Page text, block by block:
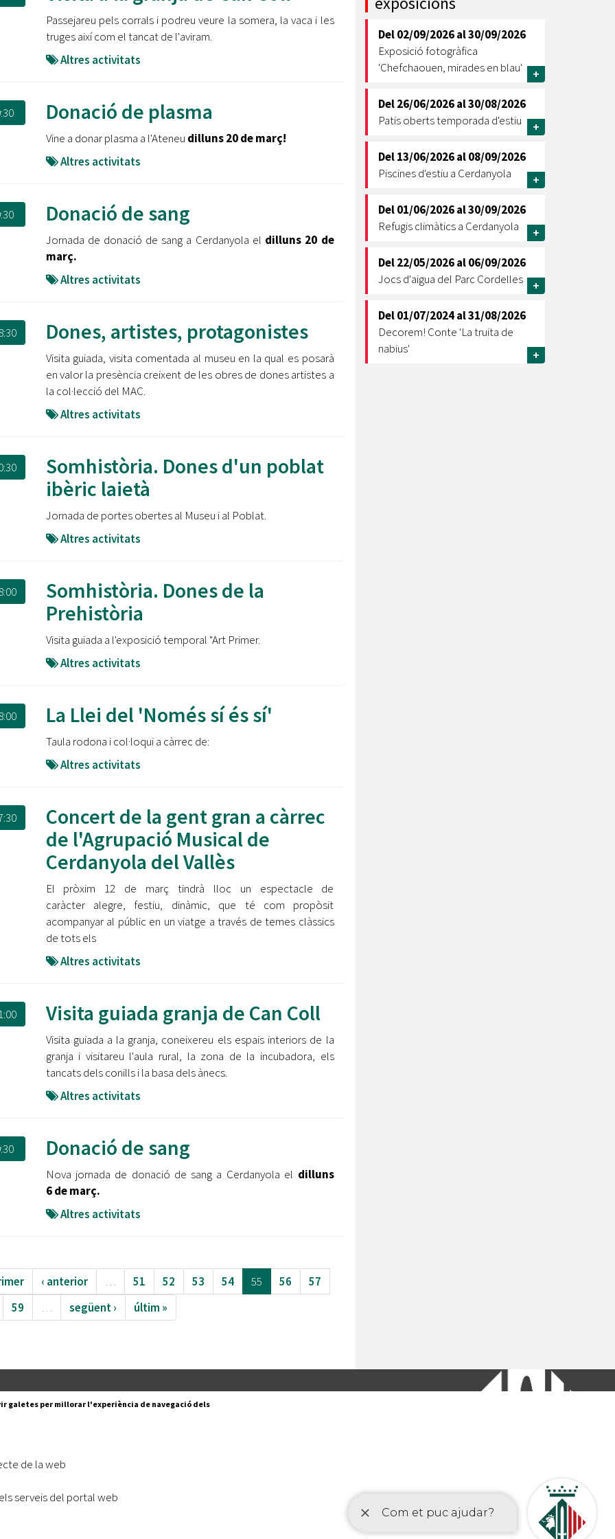
Ètica i Integritat
Retiment de Comptes
Dades Obertes
Catàleg de Serveis i Tràmits
Oberta la convocatòria d'Ajuts per a l'autoocupació
jove 2026
Barris per transformar les Fontetes, Quatre Cantons i
El FIT presenta el cartell de la seva 16a edició i dona el
tret de sortida al festival
L’Ajuntament reparteix ulleres gratuïtes per veure
l'eclipsi solar
Equipaments
Mercats Municipals
Webs Municipals
Passejareu pels corrals i podreu veure la somera, la vaca i les
truges així com el tancat de l'aviram.
Altres activitats
Donació de plasma
Vine a donar plasma a l'Ateneu dilluns 20 de març!
Altres activitats
Donació de sang
Jornada de donació de sang a Cerdanyola el dilluns 20 de
març.
Altres activitats
Dones, artistes, protagonistes
Visita guiada, visita comentada al museu en la qual es posarà
en valor la presència creixent de les obres de dones artistes a
la col·lecció del MAC.
Altres activitats
Somhistòria. Dones d'un poblat
ibèric laietà
Jornada de portes obertes al Museu i al Poblat.
Altres activitats
Somhistòria. Dones de la
Prehistòria
Visita guiada a l'exposició temporal "Art Primer.
Altres activitats
La Llei del 'Només sí és sí'
Taula rodona i col·loqui a càrrec de:
Altres activitats
Concert de la gent gran a càrrec
de l'Agrupació Musical de
Cerdanyola del Vallès
El pròxim 12 de març tindrà lloc un espectacle de
caràcter alegre, festiu, dinàmic, que té com propòsit
acompanyar al públic en un viatge a través de temes clàssics
de tots els
Altres activitats
Visita guiada granja de Can Coll
Visita guiada a la granja, coneixereu els espais interiors de la
granja i visitareu l'aula rural, la zona de la incubadora, els
tancats dels conills i la basa dels ànecs.
Altres activitats
Donació de sang
Nova jornada de donació de sang a Cerdanyola el dilluns
6 de març.
Altres activitats
‹ anterior … 51 52 53 54 55 56
57
59
… següent › últim »
Del02/09/2026al30/09/2026
Exposició fotogràfica
'Chefchaouen, mirades en blau'
+
Del26/06/2026al30/08/2026
Patis oberts temporada d'estiu
+
Del13/06/2026al08/09/2026
Piscines d'estiu a Cerdanyola
+
Del01/06/2026al30/09/2026
Refugis climàtics a Cerdanyola
+
Del22/05/2026al06/09/2026
Jocs d'aigua del Parc Cordelles
+
Del01/07/2024al31/08/2026
Decorem! Conte 'La truita de
nabius'
+
Layret, s/n
Segueix-nos a:
galetes per millorar l'experiència de navegació dels
de la web
serveis del portal web